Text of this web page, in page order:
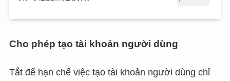
Cho phép tạo tài khoản người dùng
Tắt để hạn chế việc tạo tài khoản người dùng chỉ